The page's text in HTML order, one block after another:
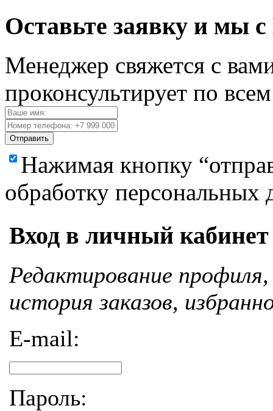
Оставьте заявку и мы
Менеджер свяжется с
проконсультирует по
Отправить
Нажимая кнопку
обработку персональных
Вход в личный кабинет
Редактирование
история заказов,
E-mail:
Пароль: